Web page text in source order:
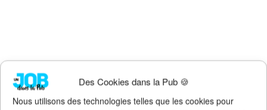
Des Cookies dans la Pub 🍪
Nous utilisons des technologies telles que les cookies pour